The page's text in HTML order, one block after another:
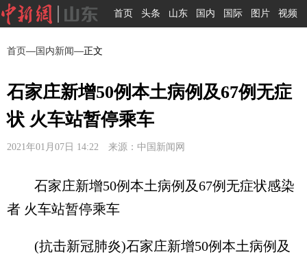
首页 头条 山东 国内 国际 图片 视频
首页— 国内新闻—正文
石家庄新增50例本土病例及67例无症
状 火车站暂停乘车
2021年01月07日 14:22 来源：中国新闻网
石家庄新增50例本土病例及67例无症状感染
者 火车站暂停乘车
(抗击新冠肺炎)石家庄新增50例本土病例及